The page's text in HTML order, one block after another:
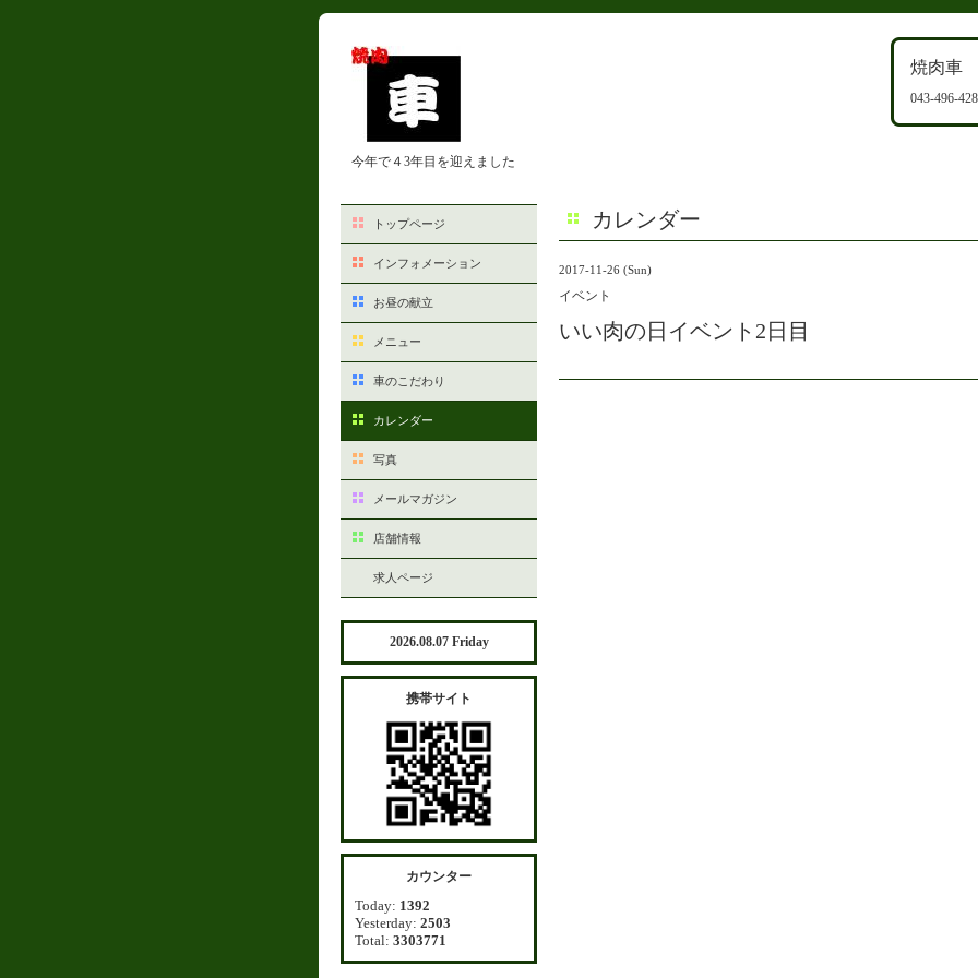
焼肉車
043-496-
今年で４3年目を迎えました
カレンダー
2017-11-26 (Sun)
イベント
いい肉の日イベント2日目
トップページ
インフォメーション
お昼の献立
メニュー
車のこだわり
カレンダー
写真
メールマガジン
店舗情報
求人ページ
2026.08.07 Friday
携帯サイト
カウンター
Today: 1392
Yesterday: 2503
Total: 3303771